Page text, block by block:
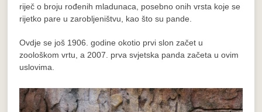
riječ o broju rođenih mladunaca, posebno onih vrsta koje se
rijetko pare u zarobljeništvu, kao što su pande.
Ovdje se još 1906. godine okotio prvi slon začet u
zoološkom vrtu, a 2007. prva svjetska panda začeta u ovim
uslovima.